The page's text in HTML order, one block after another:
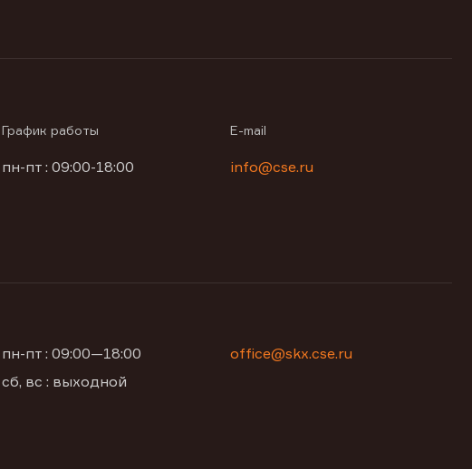
График работы
пн-пт : 09:00-18:00
E-mail
info@cse.ru
пн-пт : 09:00—18:00
сб, вс : выходной
office@skx.cse.ru